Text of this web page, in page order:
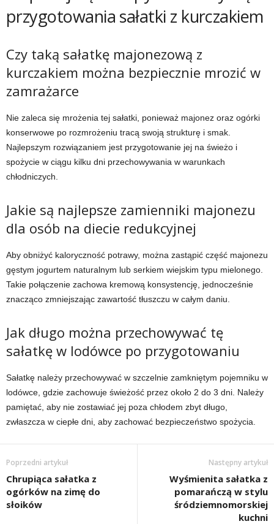
przygotowania sałatki z kurczakiem
Czy taką sałatkę majonezową z
kurczakiem można bezpiecznie mrozić w
zamrażarce
Nie zaleca się mrożenia tej sałatki, ponieważ majonez oraz ogórki
konserwowe po rozmrożeniu tracą swoją strukturę i smak.
Najlepszym rozwiązaniem jest przygotowanie jej na świeżo i
spożycie w ciągu kilku dni przechowywania w warunkach
chłodniczych.
Jakie są najlepsze zamienniki majonezu
dla osób na diecie redukcyjnej
Aby obniżyć kaloryczność potrawy, można zastąpić część majonezu
gęstym jogurtem naturalnym lub serkiem wiejskim typu mielonego.
Takie połączenie zachowa kremową konsystencję, jednocześnie
znacząco zmniejszając zawartość tłuszczu w całym daniu.
Jak długo można przechowywać tę
sałatkę w lodówce po przygotowaniu
Sałatkę należy przechowywać w szczelnie zamkniętym pojemniku w
lodówce, gdzie zachowuje świeżość przez około 2 do 3 dni. Należy
pamiętać, aby nie zostawiać jej poza chłodem zbyt długo,
zwłaszcza w ciepłe dni, aby zachować bezpieczeństwo spożycia.
Poprzedni artykuł
Chrupiąca sałatka z
ogórków na zimę do
słoików
Następny artykuł
Wyśmienita sałatka z
pomarańczą w stylu
śródziemnomorskiej
kuchni